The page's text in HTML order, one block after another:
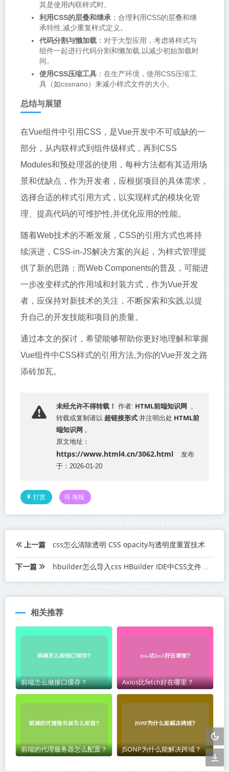
其是使用内联样式时。
利用CSS的层叠和继承：合理利用CSS的层叠和继
承特性,减少重复样式定义。
代码分割与懒加载：对于大型应用，考虑将样式与
组件一起进行代码分割和懒加载,以减少初始加载时
间。
使用CSS压缩工具：在生产环境，使用CSS压缩工
具（如cssnano）来减小样式文件的大小。
总结与展望
在Vue组件中引用CSS，是Vue开发中不可或缺的一
部分，从内联样式到组件级样式，再到CSS
Modules和预处理器的使用，每种方法都有其适用场
景和优缺点，作为开发者，应根据项目的具体需求，
选择合适的样式引用方式，以实现样式的模块化管
理、提高代码的可维护性,并优化应用的性能。
随着Web技术的不断发展，CSS的引用方式也将持
续演进，CSS-in-JS解决方案的兴起，为样式管理提
供了新的思路；而Web Components的普及，可能进
一步改变样式的作用域和封装方式，作为Vue开发
者，应保持对新技术的关注，不断探索和实践,以提
升自己的开发技能和项目的质量。
通过本文的探讨，希望能够帮助你更好地理解和掌握
Vue组件中CSS样式的引用方法,为你的Vue开发之路
添砖加瓦。
未经允许不得转载！ 作者: HTML前端知识网 ，
转载或复制请以 超链接形式 并注明出处 HTML前
端知识网 。
原文地址：
https://www.html4.cn/3062.html
发布
于：2026-01-20
打赏 海报
上一篇 css怎么清除透明 CSS opacity与透明度重置技术
下一篇 hbuilder怎么导入css HBuilder IDE中CSS文件导入
相关推荐
前端怎么做接口缓存？ Axios比fetch好在哪里？
前端的代理服务器怎么配置？ JSONP为什么能解决跨域？